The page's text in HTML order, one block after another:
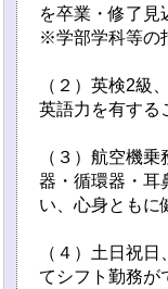
を卒業・修了見
※学部学科等の
（２）英検2級
英語力を有する
（３）航空機
器・循環器・耳
い、心身ともに
（４）土日祝
てシフト勤務が